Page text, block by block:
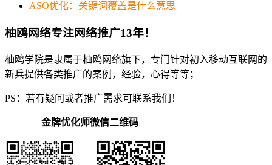
ASO优化：关键词覆盖是什么意思
柚鸥网络专注网络推广13年！
柚鸥学院是隶属于柚鸥网络旗下，专门针对初入移动互联网的
新兵提供各类推广的案例，经验，心得等等；
PS：若有疑问或者推广需求可联系我们！
金牌优化师微信二维码